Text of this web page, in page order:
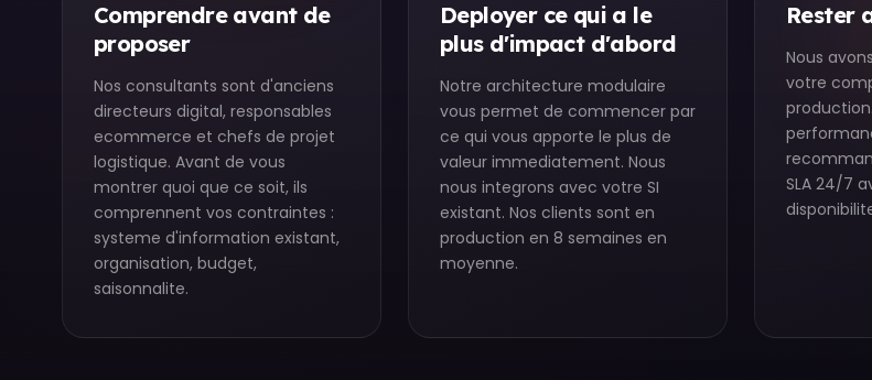
Comprendre avant de
proposer
Nos consultants sont d'anciens
directeurs digital, responsables
ecommerce et chefs de projet
logistique. Avant de vous
montrer quoi que ce soit, ils
comprennent vos contraintes :
systeme d'information existant,
organisation, budget,
saisonnalite.
Deployer ce qui a le
plus d'impact d'abord
Notre architecture modulaire
vous permet de commencer par
ce qui vous apporte le plus de
valeur immediatement. Nous
nous integrons avec votre SI
existant. Nos clients sont en
production en 8 semaines en
moyenne.
Rester
Nous
votre
SLA 24/7